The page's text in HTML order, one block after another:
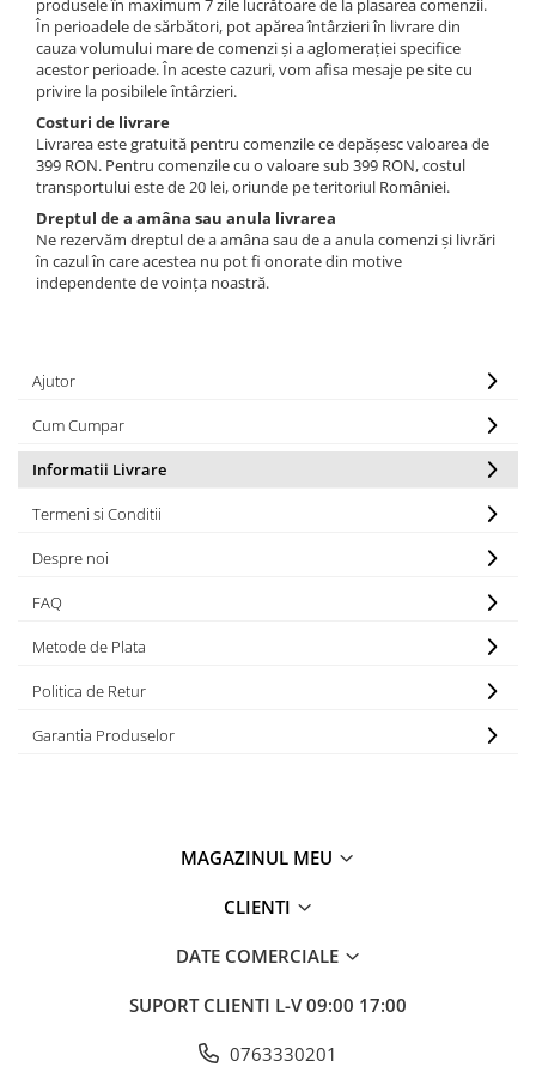
Cearceaf Normal
Lenjerii Pat Imprimeu 5D cu Elastic
Cearceaf cu Elastic pat 1 Persoana
Cearceaf cu Elastic pat 2 Persoane
Lenjerii Pat Inimi Brodate
Lenjerii Pat, Bumbac-Finet
Premium, 1 Persoana
Lenjerii Pat, Bumbac-Finet
Premium, 2 Persoane
Cearceaf cu Elastic
În perioadele de sărbători, pot apărea întârzieri în livrare din
cauza volumului mare de comenzi și a aglomerației specifice
acestor perioade. În aceste cazuri, vom afisa mesaje pe site cu
privire la posibilele întârzieri.
Costuri de livrare
Livrarea este gratuită pentru comenzile ce depășesc valoarea de
399 RON. Pentru comenzile cu o valoare sub 399 RON, costul
transportului este de 20 lei, oriunde pe teritoriul României.
Dreptul de a amâna sau anula livrarea
Ne rezervăm dreptul de a amâna sau de a anula comenzi și livrări
în cazul în care acestea nu pot fi onorate din motive
independente de voința noastră.
Ajutor
Cum Cumpar
Informatii Livrare
Termeni si Conditii
Despre noi
FAQ
Metode de Plata
Politica de Retur
Garantia Produselor
MAGAZINUL MEU
CLIENTI
DATE COMERCIALE
SUPORT CLIENTI L-V 09:00 17:00
0763330201